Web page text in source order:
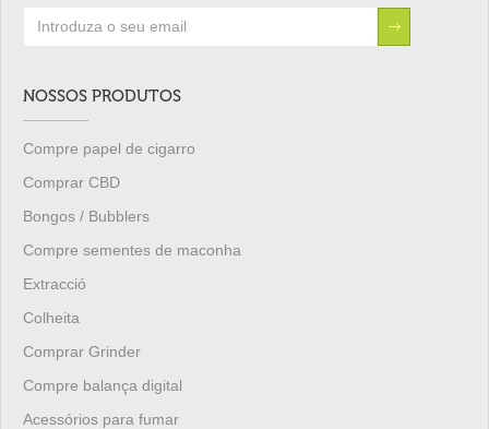
NOSSOS PRODUTOS
Compre papel de cigarro
Comprar CBD
Bongos / Bubblers
Compre sementes de maconha
Extracció
Colheita
Comprar Grinder
Compre balança digital
Acessórios para fumar